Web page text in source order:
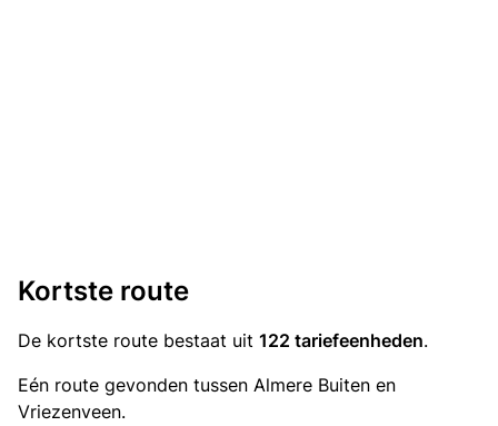
Kortste route
De kortste route bestaat uit 122 tariefeenheden.
Eén route gevonden tussen Almere Buiten en
Vriezenveen.